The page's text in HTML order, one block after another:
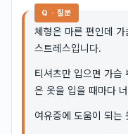
Q · 질문
체형은 마른 편인데
스트레스입니다.
티셔츠만 입으면 가슴
은 옷을 입을 때마다
여유증에 도움이 되는